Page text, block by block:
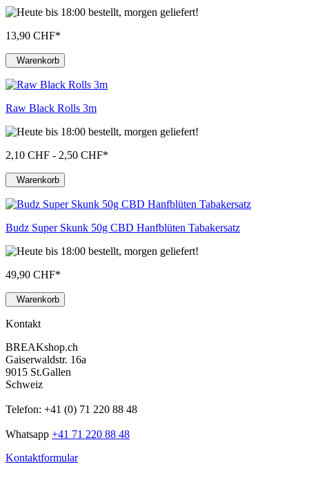
13,90 CHF*
Warenkorb
Raw Black Rolls 3m
2,10 CHF - 2,50 CHF*
Warenkorb
Budz Super Skunk 50g CBD Hanfblüten Tabakersatz
49,90 CHF*
Warenkorb
Kontakt
BREAKshop.ch
Gaiserwaldstr. 16a
9015 St.Gallen
Schweiz
Telefon: +41 (0) 71 220 88 48
Whatsapp +41 71 220 88 48
Kontaktformular